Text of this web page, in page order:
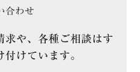
合わせ
求や、各種ご相談はす
けています。